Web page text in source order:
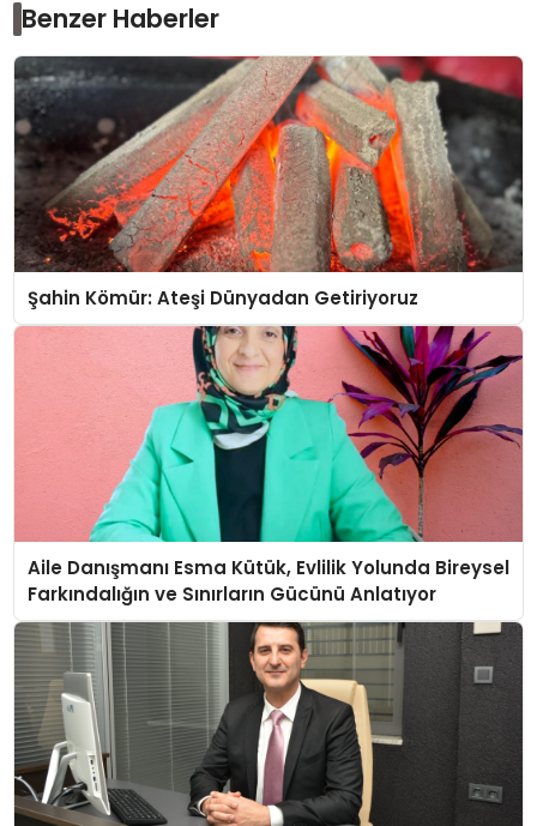
Benzer Haberler
Şahin Kömür: Ateşi Dünyadan Getiriyoruz
Aile Danışmanı Esma Kütük, Evlilik Yolunda Bireysel
Farkındalığın ve Sınırların Gücünü Anlatıyor